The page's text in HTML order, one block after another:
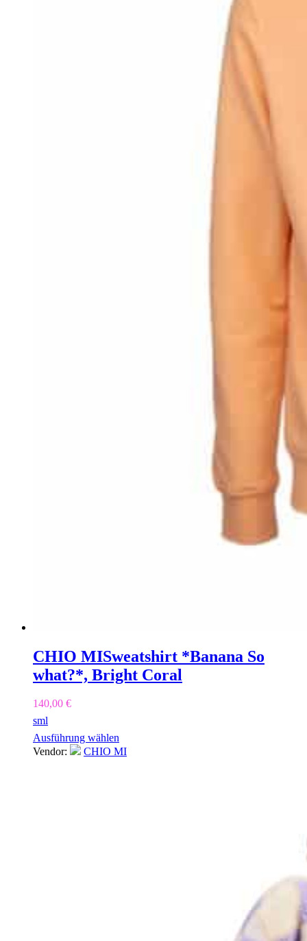
CHIO MISweatshirt *Banana So
what?*, Bright Coral
140,00 €
sml
Ausführung wählen
Vendor:
CHIO MI